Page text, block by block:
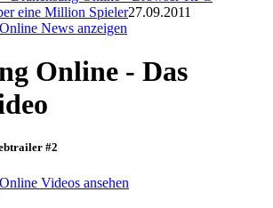
eine Million Spieler27.09.2011
News anzeigen
Online - Das
#2
Videos ansehen